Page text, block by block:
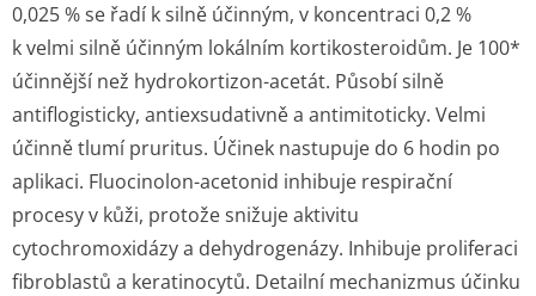
0,025 % se řadí k silně účinným, v koncentraci 0,2 %
k velmi silně účinným lokálním kortikosteroidům. Je 100*
účinnější než hydrokortizon-acetát. Působí silně
antiflogisticky, antiexsudativně a antimitoticky. Velmi
účinně tlumí pruritus. Účinek nastupuje do 6 hodin po
aplikaci. Fluocinolon-acetonid inhibuje respirační
procesy v kůži, protože snižuje aktivitu
cytochromoxidázy a dehydrogenázy. Inhibuje proliferaci
fibroblastů a keratinocytů. Detailní mechanizmus účinku